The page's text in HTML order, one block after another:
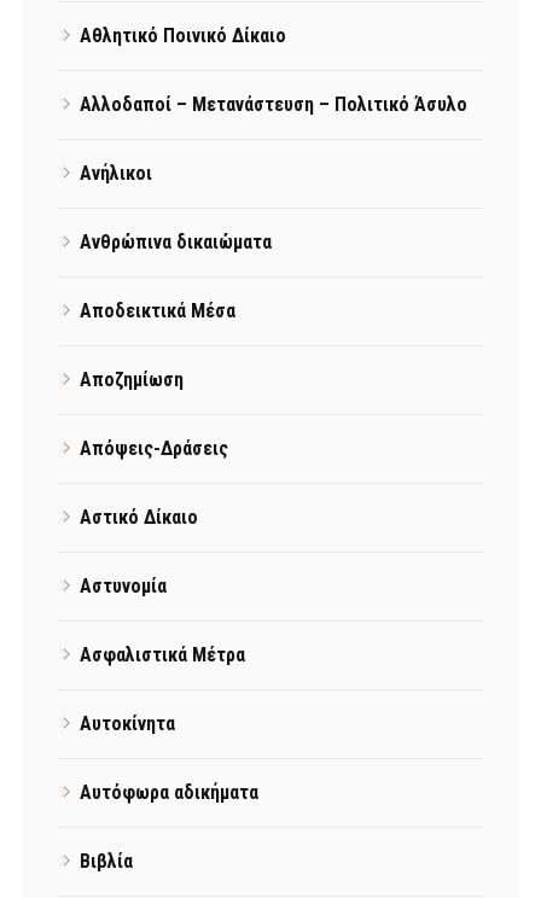
Αθλητικό Ποινικό Δίκαιο
Αλλοδαποί – Μετανάστευση – Πολιτικό Άσυλο
Ανήλικοι
Ανθρώπινα δικαιώματα
Αποδεικτικά Μέσα
Αποζημίωση
Απόψεις-Δράσεις
Αστικό Δίκαιο
Αστυνομία
Ασφαλιστικά Μέτρα
Αυτοκίνητα
Αυτόφωρα αδικήματα
Βιβλία